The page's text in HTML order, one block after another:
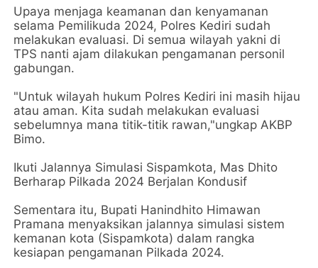
Upaya menjaga keamanan dan kenyamanan
selama Pemilikuda 2024, Polres Kediri sudah
melakukan evaluasi. Di semua wilayah yakni di
TPS nanti ajam dilakukan pengamanan personil
gabungan.
"Untuk wilayah hukum Polres Kediri ini masih hijau
atau aman. Kita sudah melakukan evaluasi
sebelumnya mana titik-titik rawan,"ungkap AKBP
Bimo.
Ikuti Jalannya Simulasi Sispamkota, Mas Dhito
Berharap Pilkada 2024 Berjalan Kondusif
Sementara itu, Bupati Hanindhito Himawan
Pramana menyaksikan jalannya simulasi sistem
kemanan kota (Sispamkota) dalam rangka
kesiapan pengamanan Pilkada 2024.